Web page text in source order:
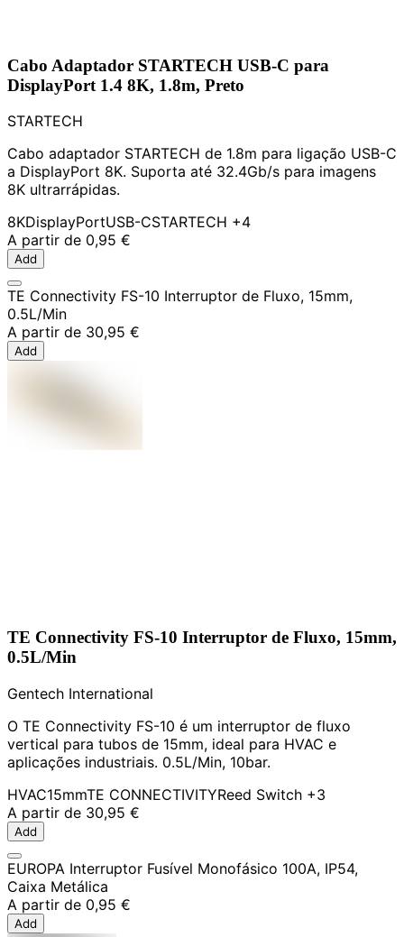
Cabo Adaptador STARTECH USB-C para
DisplayPort 1.4 8K, 1.8m, Preto
STARTECH
Cabo adaptador STARTECH de 1.8m para ligação USB-C
a DisplayPort 8K. Suporta até 32.4Gb/s para imagens
8K ultrarrápidas.
8KDisplayPortUSB-CSTARTECH +4
A partir de 0,95 €
Add
TE Connectivity FS-10 Interruptor de Fluxo, 15mm,
0.5L/Min
A partir de 30,95 €
Add
TE Connectivity FS-10 Interruptor de Fluxo, 15mm,
0.5L/Min
Gentech International
O TE Connectivity FS-10 é um interruptor de fluxo
vertical para tubos de 15mm, ideal para HVAC e
aplicações industriais. 0.5L/Min, 10bar.
HVAC15mmTE CONNECTIVITYReed Switch +3
A partir de 30,95 €
Add
EUROPA Interruptor Fusível Monofásico 100A, IP54,
Caixa Metálica
A partir de 0,95 €
Add